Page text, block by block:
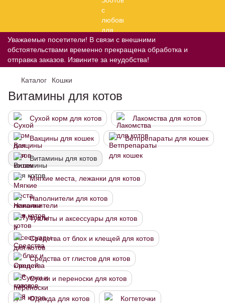
Уважаемые посетители! В связи с внешними
обстоятельствами временно прекращена обработка и
отправка заказов. Извините за неудобства!
Каталог Кошки
Витамины для котов
Сухой корм для котов Лакомства для котов
Вакцины для кошек Ветпрепараты для кошек
Витамины для котов
Мягкие места, лежанки для котов
Наполнители для котов
Туалеты и аксессуары для котов
Средства от блох и клещей для котов
Средства от глистов для котов
Сумки и переноски для котов
Одежда для котов Когтеточки